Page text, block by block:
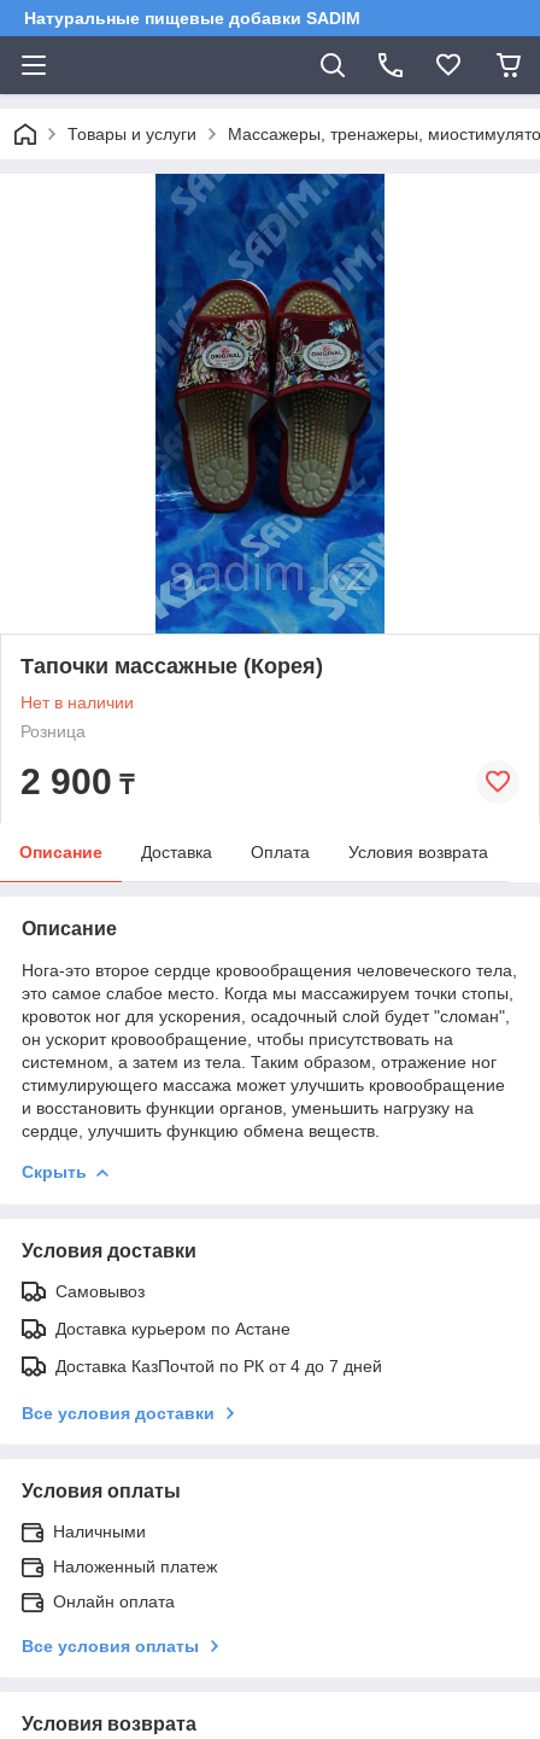
Натуральные пищевые добавки SADIM
Товары и услуги Массажеры, тренажеры,
Тапочки массажные (Корея)
Нет в наличии
Розница
2 900 ₸
Описание Доставка Оплата Условия возврата
Описание
Нога-это второе сердце кровообращения человеческого тела,
это самое слабое место. Когда мы массажируем точки стопы,
кровоток ног для ускорения, осадочный слой будет "сломан",
он ускорит кровообращение, чтобы присутствовать на
системном, а затем из тела. Таким образом, отражение ног
стимулирующего массажа может улучшить кровообращение
и восстановить функции органов, уменьшить нагрузку на
сердце, улучшить функцию обмена веществ.
Скрыть
Условия доставки
Самовывоз
Доставка курьером по Астане
Доставка КазПочтой по РК от 4 до 7 дней
Все условия доставки
Условия оплаты
Наличными
Наложенный платеж
Онлайн оплата
Все условия оплаты
Условия возврата